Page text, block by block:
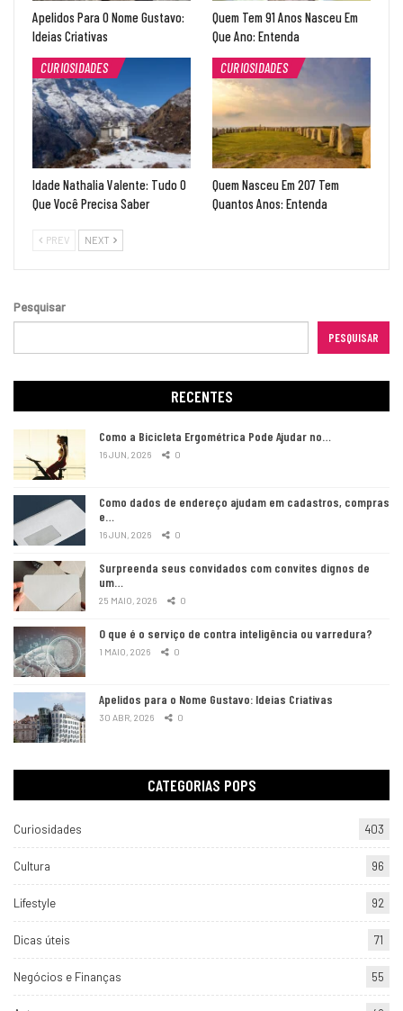
Apelidos Para O Nome Gustavo:
Ideias Criativas
Quem Tem 91 Anos Nasceu Em
Que Ano: Entenda
CURIOSIDADES
Idade Nathalia Valente: Tudo O
Que Você Precisa Saber
CURIOSIDADES
Quem Nasceu Em 207 Tem
Quantos Anos: Entenda
PREV NEXT
Pesquisar
PESQUISAR
RECENTES
Como a Bicicleta Ergométrica Pode Ajudar no…
16 JUN, 2026 0
Como dados de endereço ajudam em cadastros, compras
e…
16 JUN, 2026 0
Surpreenda seus convidados com convites dignos de
um…
25 MAIO, 2026 0
O que é o serviço de contra inteligência ou varredura?
1 MAIO, 2026 0
Apelidos para o Nome Gustavo: Ideias Criativas
30 ABR, 2026 0
CATEGORIAS POPS
Curiosidades 403
Cultura 96
Lifestyle 92
Dicas úteis 71
Negócios e Finanças 55